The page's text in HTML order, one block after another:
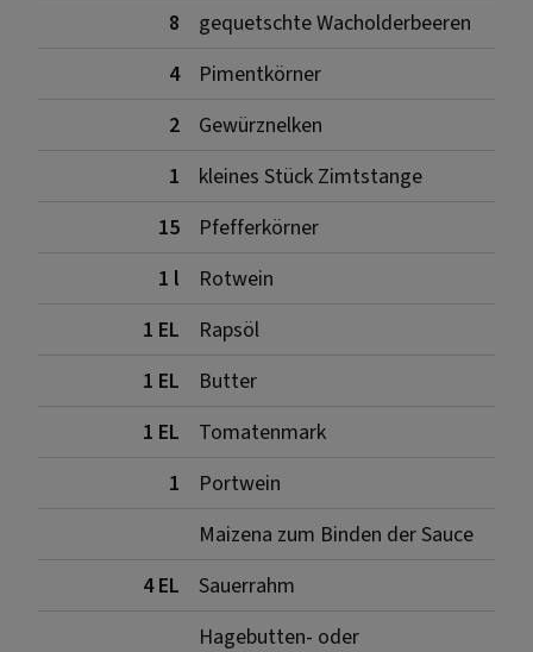
8
gequetschte Wacholderbeeren
4
Pimentkörner
2
Gewürznelken
1
kleines Stück Zimtstange
15
Pfefferkörner
1 l
Rotwein
1 EL
Rapsöl
1 EL
Butter
1 EL
Tomatenmark
1
Portwein
Maizena zum Binden der Sauce
4 EL
Sauerrahm
Hagebutten- oder